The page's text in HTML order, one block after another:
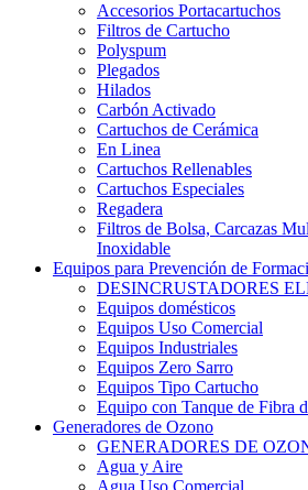
Accesorios Portacartuchos
Filtros de Cartucho
Polyspum
Plegados
Hilados
Carbón Activado
Cartuchos de Cerámica
En Linea
Cartuchos Rellenables
Cartuchos Especiales
Regadera
Filtros de Bolsa, Carcazas
Inoxidable
Equipos para Prevención de
DESINCRUSTADORES
Equipos domésticos
Equipos Uso Comercial
Equipos Industriales
Equipos Zero Sarro
Equipos Tipo Cartucho
Equipo con Tanque de Fibra
Generadores de Ozono
GENERADORES DE
Agua y Aire
Agua Uso Comercial